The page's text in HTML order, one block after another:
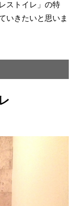
ストイレ」の特
いきたいと思いま